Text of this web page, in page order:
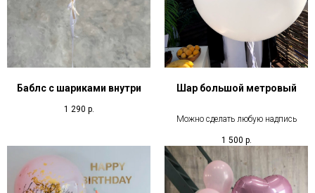
Баблс с шариками внутри
1 290 р.
Шар большой метровый
Можно сделать любую надпись
1 500 р.